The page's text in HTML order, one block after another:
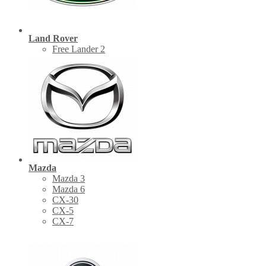
Land Rover
Free Lander 2
Mazda
Mazda 3
Mazda 6
CX-30
СХ-5
CX-7